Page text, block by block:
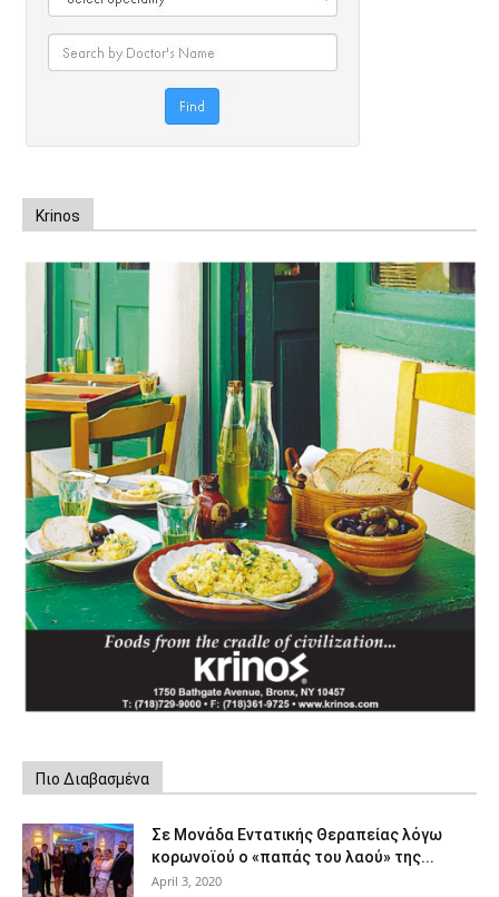
Krinos
Πιο Διαβασμένα
Σε Μονάδα Εντατικής Θεραπείας λόγω
κορωνοϊού ο «παπάς του λαού» της...
April 3, 2020